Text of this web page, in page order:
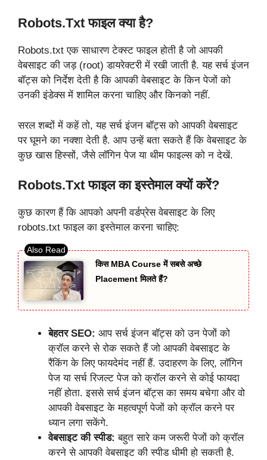
Robots.txt फाइल क्या है?
Robots.txt एक साधारण टेक्स्ट फाइल होती है जो आपकी
वेबसाइट की जड़ (root) डायरेक्टरी में रखी जाती है. यह सर्च इंजन
बॉट्स को निर्देश देती है कि आपकी वेबसाइट के किन पेजों को
उनकी इंडेक्स में शामिल करना चाहिए और किनको नहीं.
सरल शब्दों में कहें तो, यह सर्च इंजन बॉट्स को आपकी वेबसाइट
पर घूमने का नक्शा देती है. आप उन्हें बता सकते हैं कि वेबसाइट के
कुछ खास हिस्सों, जैसे लॉगिन पेज या थीम फाइल्स को न देखें.
Robots.txt फाइल का इस्तेमाल क्यों करें?
कुछ कारण हैं कि आपको अपनी वर्डप्रेस वेबसाइट के लिए
robots.txt फाइल का इस्तेमाल करना चाहिए:
किस MBA Course में सबसे अच्छे
Placement मिलते हैं?
बेहतर SEO: आप सर्च इंजन बॉट्स को उन पेजों को
क्रॉल करने से रोक सकते हैं जो आपकी वेबसाइट के
रैंकिंग के लिए फायदेमंद नहीं हैं. उदाहरण के लिए, लॉगिन
पेज या सर्च रिजल्ट पेज को क्रॉल करने से कोई फायदा
नहीं होता. इससे सर्च इंजन बॉट्स का समय बचेगा और वो
आपकी वेबसाइट के महत्वपूर्ण पेजों को क्रॉल करने पर
ध्यान लगा सकेंगे.
वेबसाइट की स्पीड: बहुत सारे कम जरूरी पेजों को क्रॉल
करने से आपकी वेबसाइट की स्पीड धीमी हो सकती है.